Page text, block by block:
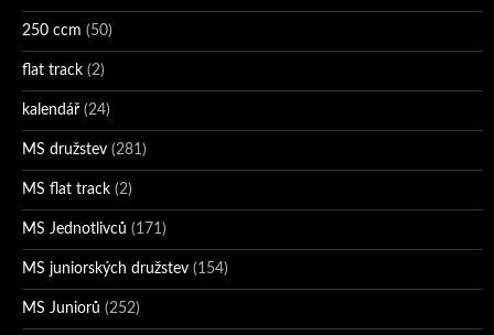
250 ccm (50)
flat track (2)
kalendář (24)
MS družstev (281)
MS flat track (2)
MS Jednotlivců (171)
MS juniorských družstev (154)
MS Juniorů (252)